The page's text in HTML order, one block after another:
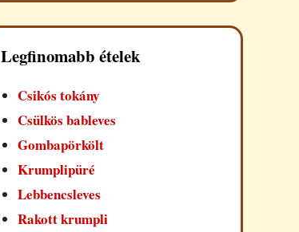
Legfinomabb ételek
Csikós tokány
Csülkös bableves
Gombapörkölt
Krumplipüré
Lebbencsleves
Rakott krumpli